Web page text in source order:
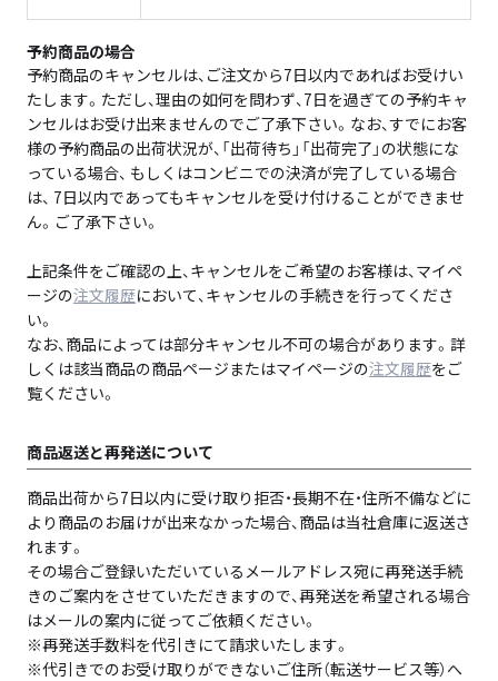
予約商品の場合
予約商品のキャンセルは、ご注文から7日以内であればお受けい
たします。ただし、理由の如何を問わず、7日を過ぎての予約キャ
ンセルはお受け出来ませんのでご了承下さい。なお、すでにお客
様の予約商品の出荷状況が、「出荷待ち」「出荷完了」の状態にな
っている場合、 もしくはコンビニでの決済が完了している場合
は、 7日以内であってもキャンセルを受け付けることができませ
ん。ご了承下さい。
上記条件をご確認の上、キャンセルをご希望のお客様は、マイペ
ージの注文履歴において、キャンセルの手続きを行ってくださ
い。
なお、商品によっては部分キャンセル不可の場合があります。詳
しくは該当商品の商品ページまたはマイページの注文履歴をご
覧ください。
商品返送と再発送について
商品出荷から7日以内に受け取り拒否・長期不在・住所不備などに
より商品のお届けが出来なかった場合、商品は当社倉庫に返送さ
れます。
その場合ご登録いただいているメールアドレス宛に再発送手続
きのご案内をさせていただきますので、再発送を希望される場合
はメールの案内に従ってご依頼ください。
※再発送手数料を代引きにて請求いたします。
※代引きでのお受け取りができないご住所（転送サービス等）へ